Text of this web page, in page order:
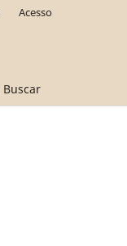
Buscar
Acesso